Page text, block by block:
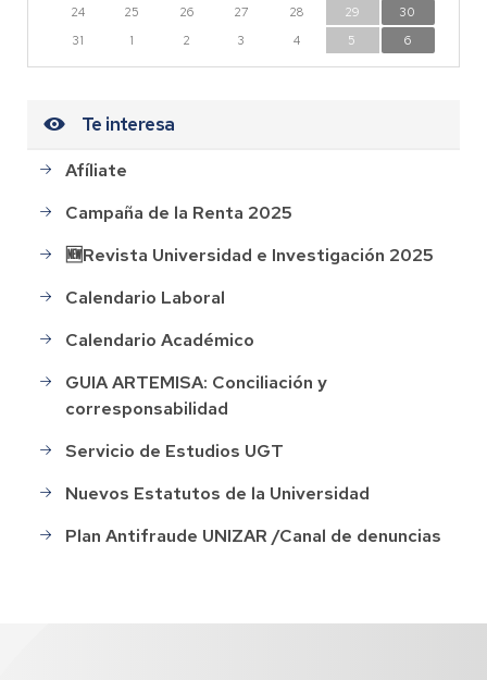
24
25 26 27 28 29
30
31
1 2 3 4 5 6
Te interesa
Afíliate
Campaña de la Renta 2025
🆕Revista Universidad e Investigación 2025
Calendario Laboral
Calendario Académico
GUIA ARTEMISA: Conciliación y
corresponsabilidad
Servicio de Estudios UGT
Nuevos Estatutos de la Universidad
Plan Antifraude UNIZAR /Canal de denuncias